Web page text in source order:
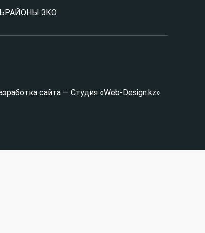
РАЙОНЫ ЗКО
сайта — Студия «Web-Design.kz»